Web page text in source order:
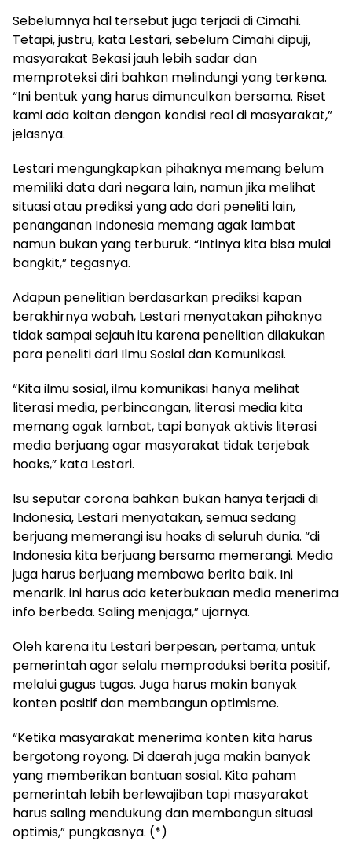
Sebelumnya hal tersebut juga terjadi di Cimahi.
Tetapi, justru, kata Lestari, sebelum Cimahi dipuji,
masyarakat Bekasi jauh lebih sadar dan
memproteksi diri bahkan melindungi yang terkena.
“Ini bentuk yang harus dimunculkan bersama. Riset
kami ada kaitan dengan kondisi real di masyarakat,”
jelasnya.
Lestari mengungkapkan pihaknya memang belum
memiliki data dari negara lain, namun jika melihat
situasi atau prediksi yang ada dari peneliti lain,
penanganan Indonesia memang agak lambat
namun bukan yang terburuk. “Intinya kita bisa mulai
bangkit,” tegasnya.
Adapun penelitian berdasarkan prediksi kapan
berakhirnya wabah, Lestari menyatakan pihaknya
tidak sampai sejauh itu karena penelitian dilakukan
para peneliti dari Ilmu Sosial dan Komunikasi.
“Kita ilmu sosial, ilmu komunikasi hanya melihat
literasi media, perbincangan, literasi media kita
memang agak lambat, tapi banyak aktivis literasi
media berjuang agar masyarakat tidak terjebak
hoaks,” kata Lestari.
Isu seputar corona bahkan bukan hanya terjadi di
Indonesia, Lestari menyatakan, semua sedang
berjuang memerangi isu hoaks di seluruh dunia. “di
Indonesia kita berjuang bersama memerangi. Media
juga harus berjuang membawa berita baik. Ini
menarik. ini harus ada keterbukaan media menerima
info berbeda. Saling menjaga,” ujarnya.
Oleh karena itu Lestari berpesan, pertama, untuk
pemerintah agar selalu memproduksi berita positif,
melalui gugus tugas. Juga harus makin banyak
konten positif dan membangun optimisme.
“Ketika masyarakat menerima konten kita harus
bergotong royong. Di daerah juga makin banyak
yang memberikan bantuan sosial. Kita paham
pemerintah lebih berlewajiban tapi masyarakat
harus saling mendukung dan membangun situasi
optimis,” pungkasnya. (*)